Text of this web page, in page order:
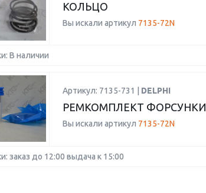
КОЛЬЦО
Вы искали артикул 7135-72N
В наличии
Артикул: 7135-731 | DELPHI
РЕМКОМПЛЕКТ ФОРСУНКИ
Вы искали артикул 7135-72N
заказ до 12:00 выдача к 15:00